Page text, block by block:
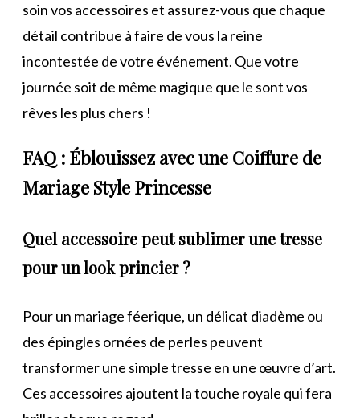
soin vos accessoires et assurez-vous que chaque
détail contribue à faire de vous la reine
incontestée de votre événement. Que votre
journée soit de même magique que le sont vos
rêves les plus chers !
FAQ : Éblouissez avec une Coiffure de
Mariage Style Princesse
Quel accessoire peut sublimer une tresse
pour un look princier ?
Pour un mariage féerique, un délicat diadème ou
des épingles ornées de perles peuvent
transformer une simple tresse en une œuvre d’art.
Ces accessoires ajoutent la touche royale qui fera